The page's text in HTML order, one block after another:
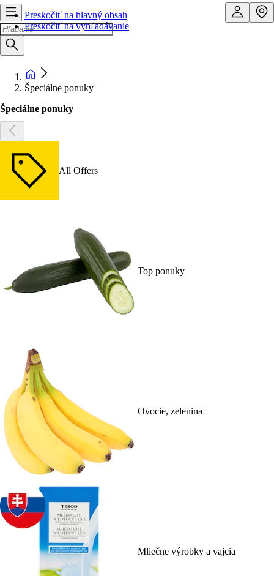
Preskočiť na hlavný obsah
Preskočiť na vyhľadávanie
Špeciálne ponuky
Špeciálne ponuky
All Offers
Top ponuky
Ovocie, zelenina
Mliečne výrobky a vajcia